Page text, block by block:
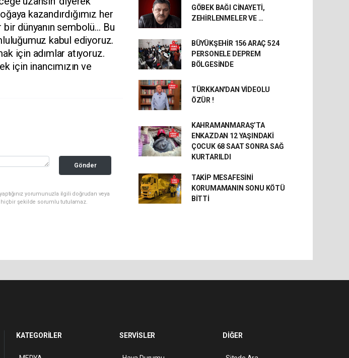
kazandırdığımız her
dünyanın sembolü… Bu
kabul ediyoruz.
için adımlar atıyoruz.
için inancımızın ve
Gönder
yorumunuzla ilgili doğrudan veya
hiçbir şekilde sorumlu tutulamaz.
GÖBEK BAĞI CİNAYETİ,
ZEHİRLENMELER VE …
BÜYÜKŞEHİR 156 ARAÇ 524
PERSONELE DEPREM
BÖLGESİNDE
TÜRKKAN'DAN VİDEOLU
ÖZÜR !
KAHRAMANMARAŞ’TA
ENKAZDAN 12 YAŞINDAKİ
ÇOCUK 68 SAAT SONRA SAĞ
KURTARILDI
TAKİP MESAFESİNİ
KORUMAMANIN SONU KÖTÜ
BİTTİ
KATEGORİLER SERVİSLER DİĞER